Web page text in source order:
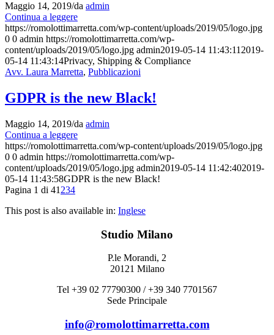
Maggio 14, 2019/da admin
Continua a leggere
https://romolottimarretta.com/wp-content/uploads/2019/05/logo.jpg
0 0 admin https://romolottimarretta.com/wp-
content/uploads/2019/05/logo.jpg admin2019-05-14 11:43:11 2019-
05-14 11:43:14Privacy, Shipping & Compliance
Avv. Laura Marretta, Pubblicazioni
GDPR is the new Black!
Maggio 14, 2019/da admin
Continua a leggere
https://romolottimarretta.com/wp-content/uploads/2019/05/logo.jpg
0 0 admin https://romolottimarretta.com/wp-
content/uploads/2019/05/logo.jpg admin2019-05-14 11:42:402019-
05-14 11:43:58GDPR is the new Black!
Pagina 1 di 41 234
This post is also available in: Inglese
Studio Milano
P.le Morandi, 2
20121 Milano
Tel +39 02 77790300 / +39 340 7701567
Sede Principale
info@romolottimarretta.com